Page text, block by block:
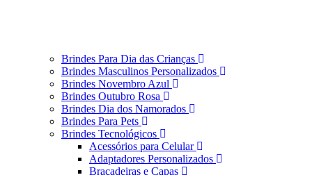
Brindes Para Dia das Crianças
Brindes Masculinos Personalizados
Brindes Novembro Azul
Brindes Outubro Rosa
Brindes Dia dos Namorados
Brindes Para Pets
Brindes Tecnológicos
Acessórios para Celular
Adaptadores Personalizados
Braçadeiras e Capas